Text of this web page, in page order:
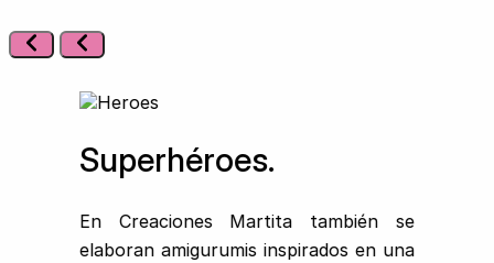
Superhéroes.
En Creaciones Martita también se
elaboran amigurumis inspirados en una